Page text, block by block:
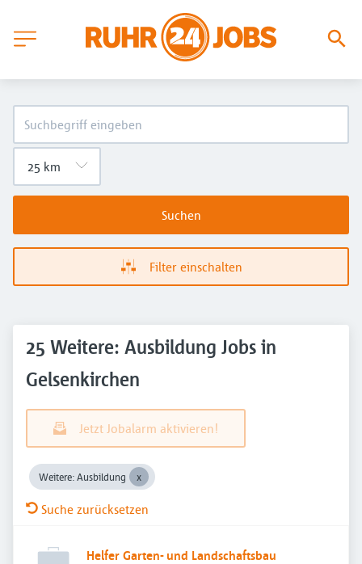
Suchen
Filter einschalten
25 Weitere: Ausbildung Jobs in
Gelsenkirchen
Jetzt Jobalarm aktivieren!
Weitere: Ausbildung
Suche zurücksetzen
Helfer Garten- und Landschaftsbau